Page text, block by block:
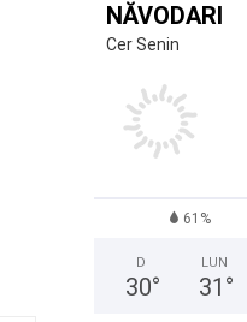
NĂVODARI
Cer Senin
61%
D
30°
LUN
31 °